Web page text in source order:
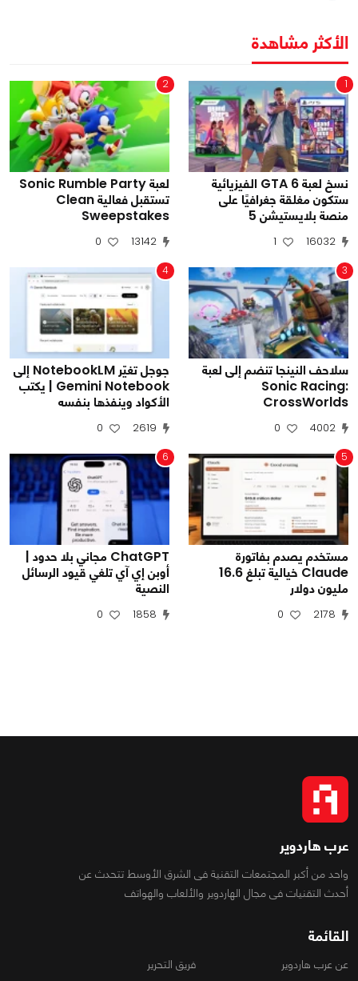
الأكثر مشاهدة
1
نسخ لعبة GTA 6 الفيزيائية
ستكون مغلقة جغرافيًا على
منصة بلايستيشن 5
16032
1
2
لعبة Sonic Rumble Party
تستقبل فعالية Clean
Sweepstakes
13142
0
3
سلاحف النينجا تنضم إلى لعبة
Sonic Racing:
CrossWorlds
4002
0
4
جوجل تغيّر NotebookLM إلى
Gemini Notebook | يكتب
الأكواد وينفذها بنفسه
2619
0
5
مستخدم يصدم بفاتورة
Claude خيالية تبلغ 16.6
مليون دولار
2178
0
6
ChatGPT مجاني بلا حدود |
أوبن إي آي تلغي قيود الرسائل
النصية
1858
0
عرب هاردوير
واحد من أكبر المجتمعات التقنية فى الشرق الأوسط تتحدث عن
أحدث التقنيات فى مجال الهاردوير والألعاب والهواتف
القائمة
عن عرب هاردوير
فريق التحرير